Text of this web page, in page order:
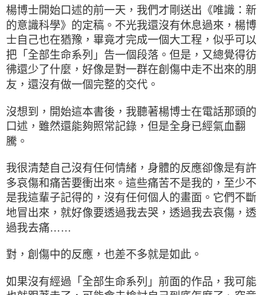
楊博士開始口述的前一天，我們才剛送出《唯識：新
的意識科學》的定稿。不光我還沒有休息過來，楊博
士自己也在猶豫，畢竟才完成一個大工程，似乎可以
把「全部生命系列」告一個段落。但是，又總覺得彷
彿還少了什麼，好像是對一群在創傷中走不出來的朋
友，還沒有做一個完整的交代。
沒想到，開始這本書後，我聽著楊博士在電話那頭的
口述，雖然還能夠照常記錄，但是全身已經氣血翻
騰。
我很清楚自己沒有任何情緒，身體的反應卻像是有許
多哀傷和痛苦要衝出來。這些痛苦不是我的，至少不
是我這輩子記得的，沒有任何個人的畫面。它們不斷
地冒出來，就好像要透過我去哭，透過我去哀傷，透
過我去痛……
對，創傷中的反應，也差不多就是如此。
如果沒有經過「全部生命系列」前面的作品，我可能